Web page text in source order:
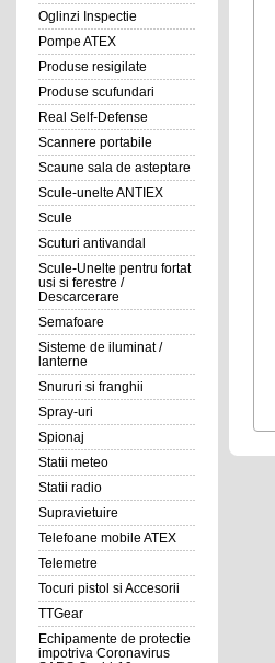
Oglinzi Inspectie
Pompe ATEX
Produse resigilate
Produse scufundari
Real Self-Defense
Scannere portabile
Scaune sala de asteptare
Scule-unelte ANTIEX
Scule
Scuturi antivandal
Scule-Unelte pentru fortat
usi si ferestre /
Descarcerare
Semafoare
Sisteme de iluminat /
lanterne
Snururi si franghii
Spray-uri
Spionaj
Statii meteo
Statii radio
Supravietuire
Telefoane mobile ATEX
Telemetre
Tocuri pistol si Accesorii
TTGear
Echipamente de protectie
impotriva Coronavirus